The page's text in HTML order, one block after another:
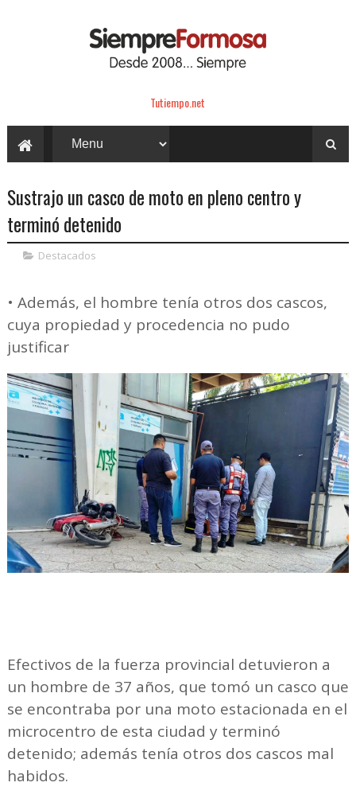
Tutiempo.net
Sustrajo un casco de moto en pleno centro y
terminó detenido
Destacados
• Además, el hombre tenía otros dos cascos,
cuya propiedad y procedencia no pudo
justificar
Efectivos de la fuerza provincial detuvieron a
un hombre de 37 años, que tomó un casco que
se encontraba por una moto estacionada en el
microcentro de esta ciudad y terminó
detenido; además tenía otros dos cascos mal
habidos.